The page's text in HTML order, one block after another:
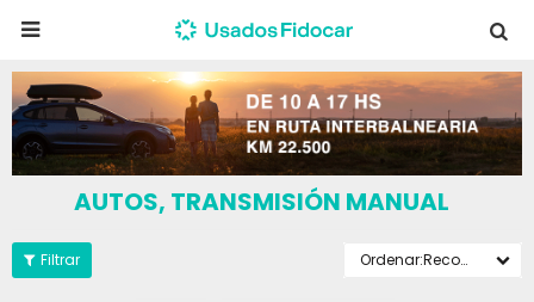

AUTOS, TRANSMISIÓN MANUAL
Recomendados